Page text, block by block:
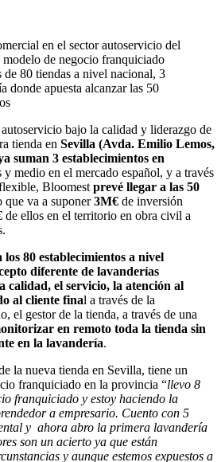
en el sector autoservicio del
de negocio franquiciado
de 80 tiendas a nivel nacional, 3
donde apuesta alcanzar las 50
bajo la calidad y liderazgo de
tienda en Sevilla (Avda. Emilio Lemos,
suman 3 establecimientos en
y medio en el mercado español, y a través
Bloomest prevé llegar a las 50
que va a suponer3M€ de inversión
de ellos en el territorio en obra civil a
los 80 establecimientos a nivel
diferente de lavanderías
calidad, el servicio, la atención al
al cliente final a través de la
el gestor de la tienda, a través de una
en remoto toda la tienda sin
en la lavandería.
la nueva tienda en Sevilla, tiene un
franquiciado en la provincia “llevo 8
franquiciado y estoy haciendo la
a empresario. Cuento con 5
y ahora abro la primera lavandería
son un acierto ya que están
y aunque estemos expuestos a